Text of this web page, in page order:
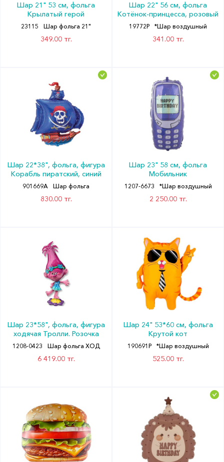
Шар 21" 53 см, фольга
Крылатый герой
23115 Шар фольга 21"
349.00 тг.
Шар 22" 56 см, фольга
Котёнок-принцесса, розовый
19772P *Шар воздушный
341.00 тг.
Шар 22*38", фольга, фигура
Корабль пиратский, синий
901669A Шар фольга
830.00 тг.
Шар 23" 58 см, фольга
Мобильник
1207-6673 *Шар воздушный
2 250.00 тг.
Шар 23*58", фольга, фигура
ходячая Тролли. Розочка
1208-0423 Шар фольга ХОД
6 419.00 тг.
Шар 24" 53*60 см, фольга
Крутой кот
190691P *Шар воздушный
525.00 тг.